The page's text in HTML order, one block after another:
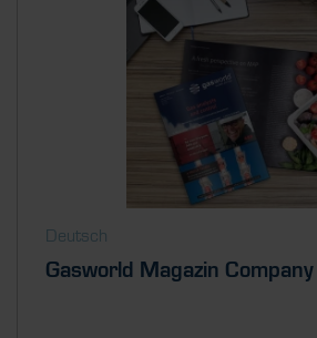
Deutsch
Gasworld Magazin